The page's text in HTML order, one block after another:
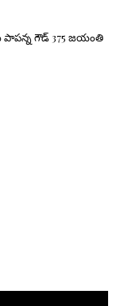
గౌడ్ 375 జయంతి